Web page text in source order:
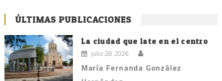
ÚLTIMAS PUBLICACIONES
La ciudad que late en el centro
julio 28, 2026
María Fernanda González